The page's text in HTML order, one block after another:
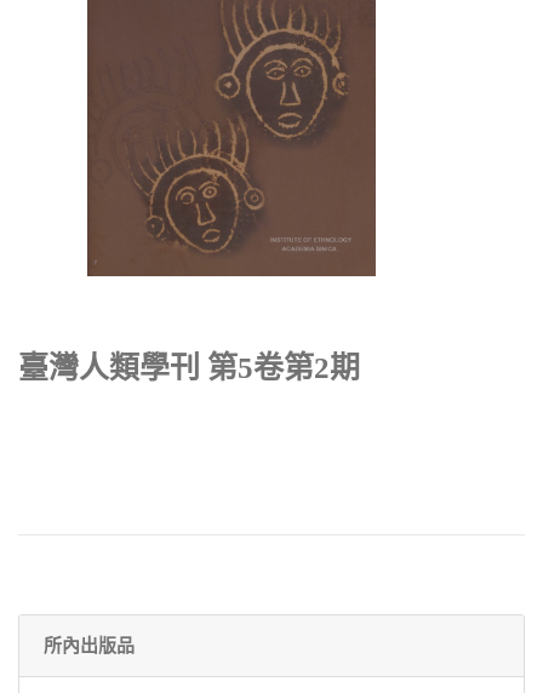
臺灣人類學刊 第5卷第2期
所內出版品